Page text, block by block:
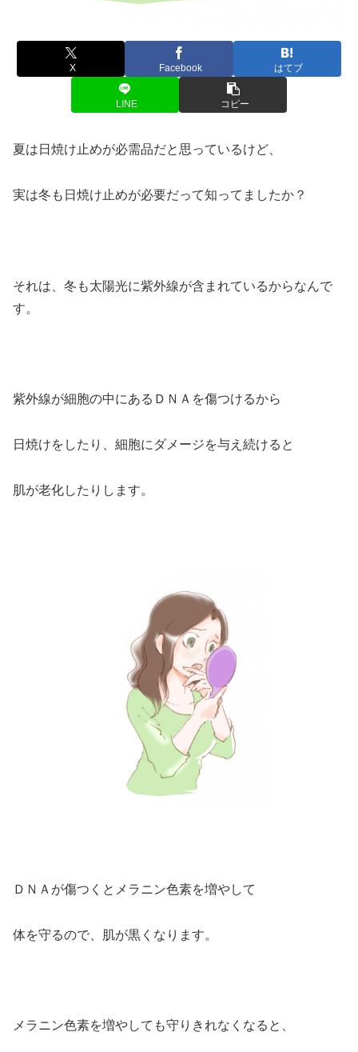
X Facebook はてブ
LINE コピー
夏は日焼け止めが必需品だと思っているけど、
実は冬も日焼け止めが必要だって知ってましたか？
それは、冬も太陽光に紫外線が含まれているからなんで
す。
紫外線が細胞の中にあるＤＮＡを傷つけるから
日焼けをしたり、細胞にダメージを与え続けると
肌が老化したりします。
ＤＮＡが傷つくとメラニン色素を増やして
体を守るので、肌が黒くなります。
メラニン色素を増やしても守りきれなくなると、